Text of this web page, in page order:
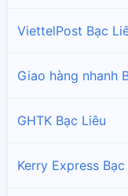
Vĩnh Lợi
Các bưu cục và
ViettelPost Bạc
Giao hàng nhanh
GHTK Bạc Liêu
Kerry Express Bạc